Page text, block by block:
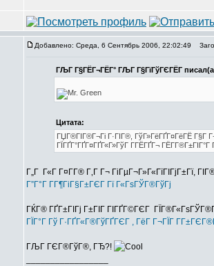
Добавлено: Среда, 6 Сентябрь 2006, 22:02:49
ГЉГ Г§ГЁГ¬ГЁГ° ГЉГ Г§ГїГўГЄГЁГ­
Цитата:
ГЏГ®ГІГ®Г¬Гі Г·ГІГ®, ГўГ»ГёГҐГ¤ГёГЁ Г§Г
ГЇГҐГ°ГҐГ¤ГҐГ«Г»ГўГ Г­ГЁГҐГ¬
Г„Г Г«Г Г¤Г­Г® Г‚Г Г¬ ГіГµГ¬Г»Г«ГїГІГјГ±Гї,
Г”Г°Г Г­Г¶ГіГ§Г±ГЄГ Гї Г«ГѕГЎГ®ГўГј
ГЌГ® ГҐГ±ГІГј Г±ГІГ ГІГҐГ©ГЄГ
ГЇГ°Г Гў Г·ГҐГ«Г®ГўГҐГЄГ , ГёГ Г¬ГЇГ
ГЉГ ГЄГ®ГўГ®, ГЂ?!